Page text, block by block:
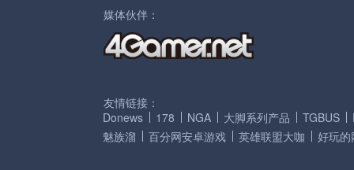
媒体伙伴：
友情链接：
Donews
178 NGA 大脚系列产品 TGBUS
魅族溜
百分网安卓游戏 英雄联盟大咖 好玩的